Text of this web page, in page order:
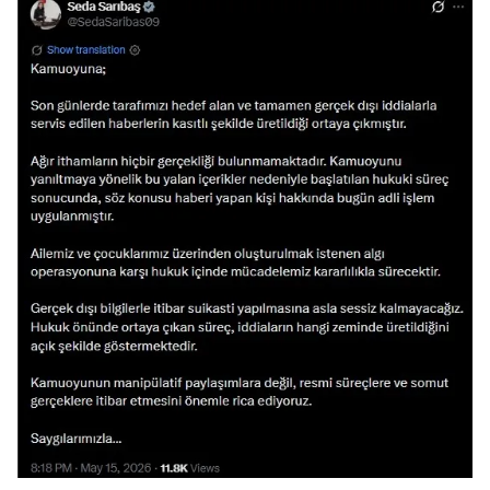
Çerezlere ilişkin tercihlerinizi aşağıda yer alan panel
vasıtasıyla belirleyebilirsiniz. Çerezlere ilişkin detaylı bilgi
Metnimiziziyaret edebilirsiniz.
6698 sayılı Kişisel Verilerin Korunması Kanunu uyarınca
hazırlanmış Aydınlatma Metnimizi okumak ve sitemizde
ilgili mevzuata uygun olarak kullanılan çerezlerle ilgili bilgi
almak için lütfentıklayınız.